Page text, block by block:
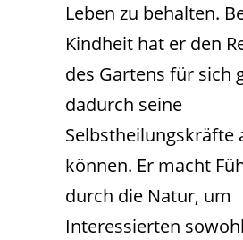
Leben zu behalten.
Kindheit hat er den
des Gartens für sich
dadurch seine
Selbstheilungskräfte
können. Er macht
durch die Natur, um
Interessierten